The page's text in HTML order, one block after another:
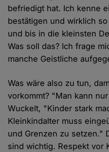
befriedigt hat. Ich kenne
bestätigen und wirklich
und bis in die kleinsten
Was soll das? Ich frage
manche Geistliche
Was wäre also zu tun,
vorkommt? "Man kann
Wuckelt, "Kinder stark
Kleinkindalter muss
und Grenzen zu setzen."
sind wichtig. Respekt vor